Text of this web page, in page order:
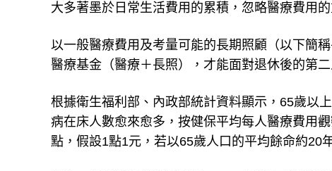
大多著墨於日常生活費用的累積，忽略醫療費用的
以一般醫療費用及考量可能的長期照顧（以下簡
醫療基金（醫療＋長照），才能面對退休後的第二
根據衛生福利部、內政部統計資料顯示，65歲以
病在床人數愈來愈多，按健保平均每人醫療費用
點，假設1點1元，若以65歲人口的平均餘命約20